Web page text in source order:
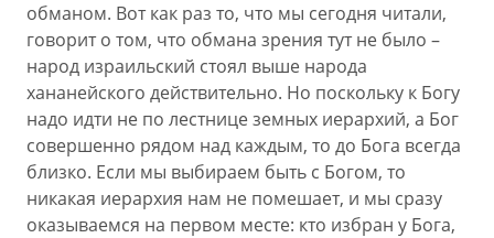
обманом. Вот как раз то, что мы сегодня читали,
говорит о том, что обмана зрения тут не было –
народ израильский стоял выше народа
хананейского действительно. Но поскольку к Богу
надо идти не по лестнице земных иерархий, а Бог
совершенно рядом над каждым, то до Бога всегда
близко. Если мы выбираем быть с Богом, то
никакая иерархия нам не помешает, и мы сразу
оказываемся на первом месте: кто избран у Бога,